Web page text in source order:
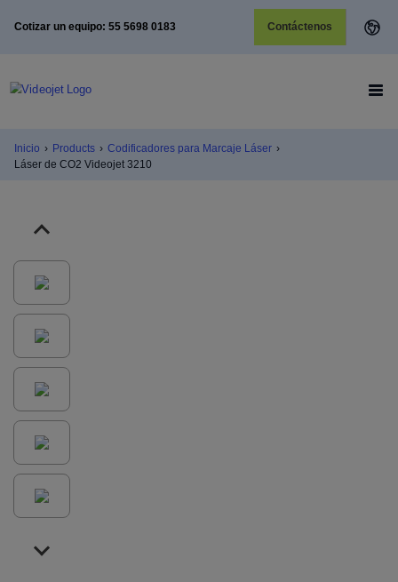
Cotizar un equipo: 55 5698 0183 Contáctenos
Inicio › Products › Codificadores para Marcaje Láser ›
Láser de CO2 Videojet 3210